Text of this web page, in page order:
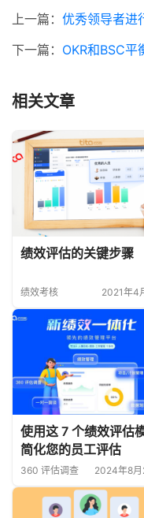
上一篇： 优秀领导者进
下一篇： OKR和BSC
相关文章
绩效评估的关键步骤
绩效考核 2021年4
使用这 7 个绩效评估
简化您的员工评估
360 评估调查 2024年8月